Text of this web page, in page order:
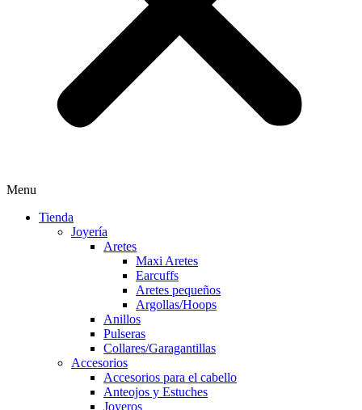
Menu
Tienda
Joyería
Aretes
Maxi Aretes
Earcuffs
Aretes pequeños
Argollas/Hoops
Anillos
Pulseras
Collares/Garagantillas
Accesorios
Accesorios para el cabello
Anteojos y Estuches
Joyeros